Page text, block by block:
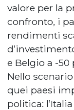
valore per la
confronto, i
rendimenti
e Belgio a -50
Nello
quei paesi
politica: